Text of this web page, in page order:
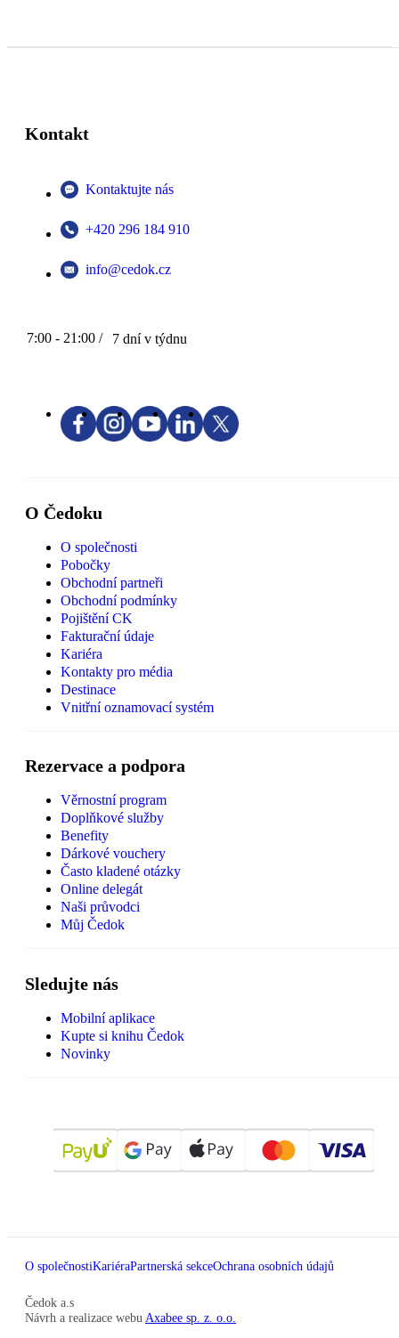
Kontakt
Kontaktujte nás
+420 296 184 910
info@cedok.cz
7:00 - 21:00 / 7 dní v týdnu
O Čedoku
O společnosti
Pobočky
Obchodní partneři
Obchodní podmínky
Pojištění CK
Fakturační údaje
Kariéra
Kontakty pro média
Destinace
Vnitřní oznamovací systém
Rezervace a podpora
Věrnostní program
Doplňkové služby
Benefity
Dárkové vouchery
Často kladené otázky
Online delegát
Naši průvodci
Můj Čedok
Sledujte nás
Mobilní aplikace
Kupte si knihu Čedok
Novinky
O společnostiKariéraPartnerská sekceOchrana osobních údajů
Čedok a.s
Návrh a realizace webu Axabee sp. z. o.o.